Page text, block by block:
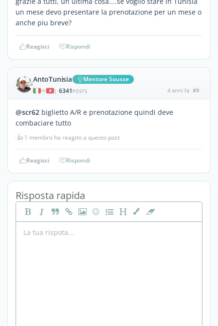
un mese devo presentare la prenotazione per un mese o
anche piu breve?
Reagisci Rispondi
AntoTunisia Mentore Sousse
| 6341 POSTS 4 anni fa #9
@scr62 biglietto A/R e prenotazione quindi deve
combaciare tutto
👍 1 membro ha reagito a questo post
Reagisci Rispondi
Risposta rapida